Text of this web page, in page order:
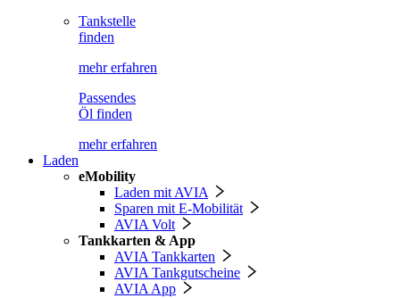
Tankstelle
finden
mehr erfahren
Passendes
Öl finden
mehr erfahren
Laden
eMobility
Laden mit AVIA
Sparen mit E-Mobilität
AVIA Volt
Tankkarten & App
AVIA Tankkarten
AVIA Tankgutscheine
AVIA App